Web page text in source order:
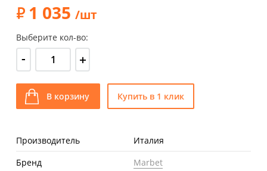
1 035 /шт
Выберите кол-во:
- +
В корзину Купить в 1 клик
Производитель
Италия
Бренд
Marbet